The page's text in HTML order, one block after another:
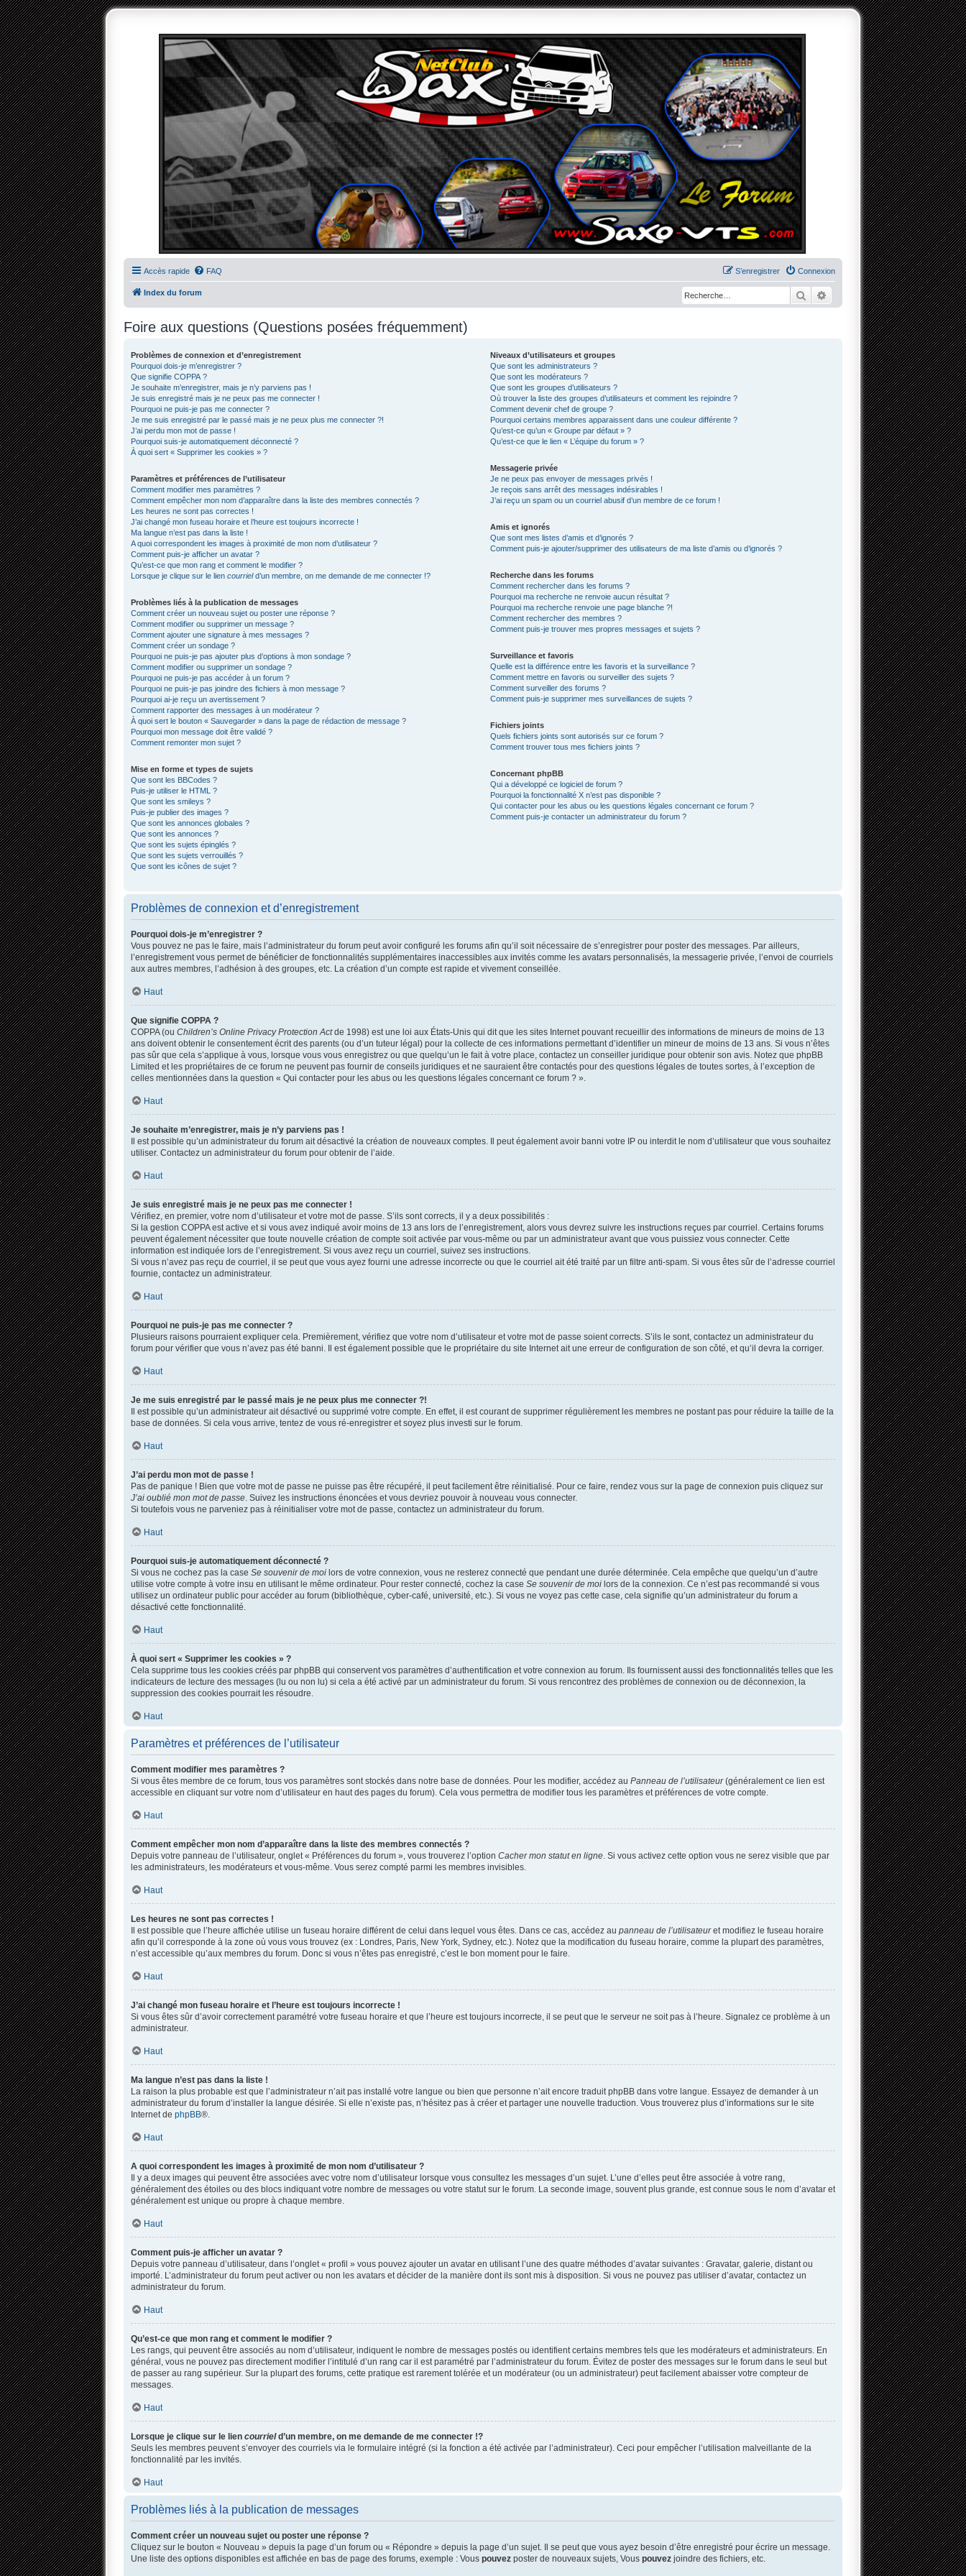
Accès rapide FAQ Connexion
S’enregistrer
Index du forum RechercherRecherche avancée
Foire aux questions (Questions posées fréquemment)
Problèmes de connexion et d’enregistrement
Pourquoi dois-je m’enregistrer ?
Que signifie COPPA ?
Je souhaite m’enregistrer, mais je n’y parviens pas !
Je suis enregistré mais je ne peux pas me connecter !
Pourquoi ne puis-je pas me connecter ?
Je me suis enregistré par le passé mais je ne peux plus me connecter ?!
J’ai perdu mon mot de passe !
Pourquoi suis-je automatiquement déconnecté ?
À quoi sert « Supprimer les cookies » ?
Paramètres et préférences de l’utilisateur
Comment modifier mes paramètres ?
Comment empêcher mon nom d’apparaître dans la liste des membres connectés ?
Les heures ne sont pas correctes !
J’ai changé mon fuseau horaire et l’heure est toujours incorrecte !
Ma langue n’est pas dans la liste !
A quoi correspondent les images à proximité de mon nom d’utilisateur ?
Comment puis-je afficher un avatar ?
Qu’est-ce que mon rang et comment le modifier ?
Lorsque je clique sur le lien courrield’un membre, on me demande de me connecter !?
Problèmes liés à la publication de messages
Comment créer un nouveau sujet ou poster une réponse ?
Comment modifier ou supprimer un message ?
Comment ajouter une signature à mes messages ?
Comment créer un sondage ?
Pourquoi ne puis-je pas ajouter plus d’options à mon sondage ?
Comment modifier ou supprimer un sondage ?
Pourquoi ne puis-je pas accéder à un forum ?
Pourquoi ne puis-je pas joindre des fichiers à mon message ?
Pourquoi ai-je reçu un avertissement ?
Comment rapporter des messages à un modérateur ?
À quoi sert le bouton « Sauvegarder » dans la page de rédaction de message ?
Pourquoi mon message doit être validé ?
Comment remonter mon sujet ?
Mise en forme et types de sujets
Que sont les BBCodes ?
Puis-je utiliser le HTML ?
Que sont les smileys ?
Puis-je publier des images ?
Que sont les annonces globales ?
Que sont les annonces ?
Que sont les sujets épinglés ?
Que sont les sujets verrouillés ?
Que sont les icônes de sujet ?
Niveaux d’utilisateurs et groupes
Que sont les administrateurs ?
Que sont les modérateurs ?
Que sont les groupes d’utilisateurs ?
Où trouver la liste des groupes d’utilisateurs et comment les rejoindre ?
Comment devenir chef de groupe ?
Pourquoi certains membres apparaissent dans une couleur différente ?
Qu’est-ce qu’un « Groupe par défaut » ?
Qu’est-ce que le lien « L’équipe du forum » ?
Messagerie privée
Je ne peux pas envoyer de messages privés !
Je reçois sans arrêt des messages indésirables !
J’ai reçu un spam ou un courriel abusif d’un membre de ce forum !
Amis et ignorés
Que sont mes listes d’amis et d’ignorés ?
Comment puis-je ajouter/supprimer des utilisateurs de ma liste d’amis ou d’ignorés ?
Recherche dans les forums
Comment rechercher dans les forums ?
Pourquoi ma recherche ne renvoie aucun résultat ?
Pourquoi ma recherche renvoie une page blanche ?!
Comment rechercher des membres ?
Comment puis-je trouver mes propres messages et sujets ?
Surveillance et favoris
Quelle est la différence entre les favoris et la surveillance ?
Comment mettre en favoris ou surveiller des sujets ?
Comment surveiller des forums ?
Comment puis-je supprimer mes surveillances de sujets ?
Fichiers joints
Quels fichiers joints sont autorisés sur ce forum ?
Comment trouver tous mes fichiers joints ?
Concernant phpBB
Qui a développé ce logiciel de forum ?
Pourquoi la fonctionnalité X n’est pas disponible ?
Qui contacter pour les abus ou les questions légales concernant ce forum ?
Comment puis-je contacter un administrateur du forum ?
Problèmes de connexion et d’enregistrement
Pourquoi dois-je m’enregistrer ?
Vous pouvez ne pas le faire, mais l’administrateur du forum peut avoir configuré les forums afin qu’il soit nécessaire de s’enregistrer pour poster des messages. Par ailleurs,
l’enregistrement vous permet de bénéficier de fonctionnalités supplémentaires inaccessibles aux invités comme les avatars personnalisés, la messagerie privée, l’envoi de courriels
aux autres membres, l’adhésion à des groupes, etc. La création d’un compte est rapide et vivement conseillée.
Haut
Que signifie COPPA ?
COPPA (ou Children’s Online Privacy Protection Actde 1998) est une loi aux États-Unis qui dit que les sites Internet pouvant recueillir des informations de mineurs de moins de 13
ans doivent obtenir le consentement écrit des parents (ou d’un tuteur légal) pour la collecte de ces informations permettant d’identifier un mineur de moins de 13 ans. Si vous n’êtes
pas sûr que cela s’applique à vous, lorsque vous vous enregistrez ou que quelqu’un le fait à votre place, contactez un conseiller juridique pour obtenir son avis. Notez que phpBB
Limited et les propriétaires de ce forum ne peuvent pas fournir de conseils juridiques et ne sauraient être contactés pour des questions légales de toutes sortes, à l’exception de
celles mentionnées dans la question « Qui contacter pour les abus ou les questions légales concernant ce forum ? ».
Haut
Je souhaite m’enregistrer, mais je n’y parviens pas !
Il est possible qu’un administrateur du forum ait désactivé la création de nouveaux comptes. Il peut également avoir banni votre IP ou interdit le nom d’utilisateur que vous souhaitez
utiliser. Contactez un administrateur du forum pour obtenir de l’aide.
Haut
Je suis enregistré mais je ne peux pas me connecter !
Vérifiez, en premier, votre nom d’utilisateur et votre mot de passe. S’ils sont corrects, il y a deux possibilités :
Si la gestion COPPA est active et si vous avez indiqué avoir moins de 13 ans lors de l’enregistrement, alors vous devrez suivre les instructions reçues par courriel. Certains forums
peuvent également nécessiter que toute nouvelle création de compte soit activée par vous-même ou par un administrateur avant que vous puissiez vous connecter. Cette
information est indiquée lors de l’enregistrement. Si vous avez reçu un courriel, suivez ses instructions.
Si vous n’avez pas reçu de courriel, il se peut que vous ayez fourni une adresse incorrecte ou que le courriel ait été traité par un filtre anti-spam. Si vous êtes sûr de l’adresse courriel
fournie, contactez un administrateur.
Haut
Pourquoi ne puis-je pas me connecter ?
Plusieurs raisons pourraient expliquer cela. Premièrement, vérifiez que votre nom d’utilisateur et votre mot de passe soient corrects. S’ils le sont, contactez un administrateur du
forum pour vérifier que vous n’avez pas été banni. Il est également possible que le propriétaire du site Internet ait une erreur de configuration de son côté, et qu’il devra la corriger.
Haut
Je me suis enregistré par le passé mais je ne peux plus me connecter ?!
Il est possible qu’un administrateur ait désactivé ou supprimé votre compte. En effet, il est courant de supprimer régulièrement les membres ne postant pas pour réduire la taille de la
base de données. Si cela vous arrive, tentez de vous ré-enregistrer et soyez plus investi sur le forum.
Haut
J’ai perdu mon mot de passe !
Pas de panique ! Bien que votre mot de passe ne puisse pas être récupéré, il peut facilement être réinitialisé. Pour ce faire, rendez vous sur la page de connexion puis cliquez sur
J’ai oublié mon mot de passe. Suivez les instructions énoncées et vous devriez pouvoir à nouveau vous connecter.
Si toutefois vous ne parveniez pas à réinitialiser votre mot de passe, contactez un administrateur du forum.
Haut
Pourquoi suis-je automatiquement déconnecté ?
Si vous ne cochez pas la case Se souvenir de moi lors de votre connexion, vous ne resterez connecté que pendant une durée déterminée. Cela empêche que quelqu’un d’autre
utilise votre compte à votre insu en utilisant le même ordinateur. Pour rester connecté, cochez la case Se souvenir de moi lors de la connexion. Ce n’est pas recommandé si vous
utilisez un ordinateur public pour accéder au forum (bibliothèque, cyber-café, université, etc.). Si vous ne voyez pas cette case, cela signifie qu’un administrateur du forum a
désactivé cette fonctionnalité.
Haut
À quoi sert « Supprimer les cookies » ?
Cela supprime tous les cookies créés par phpBB qui conservent vos paramètres d’authentification et votre connexion au forum. Ils fournissent aussi des fonctionnalités telles que les
indicateurs de lecture des messages (lu ou non lu) si cela a été activé par un administrateur du forum. Si vous rencontrez des problèmes de connexion ou de déconnexion, la
suppression des cookies pourrait les résoudre.
Haut
Paramètres et préférences de l’utilisateur
Comment modifier mes paramètres ?
Si vous êtes membre de ce forum, tous vos paramètres sont stockés dans notre base de données. Pour les modifier, accédez au Panneau de l’utilisateur(généralement ce lien est
accessible en cliquant sur votre nom d’utilisateur en haut des pages du forum). Cela vous permettra de modifier tous les paramètres et préférences de votre compte.
Haut
Comment empêcher mon nom d’apparaître dans la liste des membres connectés ?
Depuis votre panneau de l’utilisateur, onglet « Préférences du forum », vous trouverez l’option Cacher mon statut en ligne. Si vous activez cette option vous ne serez visible que par
les administrateurs, les modérateurs et vous-même. Vous serez compté parmi les membres invisibles.
Haut
Les heures ne sont pas correctes !
Il est possible que l’heure affichée utilise un fuseau horaire différent de celui dans lequel vous êtes. Dans ce cas, accédez au panneau de l’utilisateuret modifiez le fuseau horaire
afin qu’il corresponde à la zone où vous vous trouvez (ex : Londres, Paris, New York, Sydney, etc.). Notez que la modification du fuseau horaire, comme la plupart des paramètres,
n’est accessible qu’aux membres du forum. Donc si vous n’êtes pas enregistré, c’est le bon moment pour le faire.
Haut
J’ai changé mon fuseau horaire et l’heure est toujours incorrecte !
Si vous êtes sûr d’avoir correctement paramétré votre fuseau horaire et que l’heure est toujours incorrecte, il se peut que le serveur ne soit pas à l’heure. Signalez ce problème à un
administrateur.
Haut
Ma langue n’est pas dans la liste !
La raison la plus probable est que l’administrateur n’ait pas installé votre langue ou bien que personne n’ait encore traduit phpBB dans votre langue. Essayez de demander à un
administrateur du forum d’installer la langue désirée. Si elle n’existe pas, n’hésitez pas à créer et partager une nouvelle traduction. Vous trouverez plus d’informations sur le site
Internet de phpBB®.
Haut
A quoi correspondent les images à proximité de mon nom d’utilisateur ?
Il y a deux images qui peuvent être associées avec votre nom d’utilisateur lorsque vous consultez les messages d’un sujet. L’une d’elles peut être associée à votre rang,
généralement des étoiles ou des blocs indiquant votre nombre de messages ou votre statut sur le forum. La seconde image, souvent plus grande, est connue sous le nom d’avatar et
généralement est unique ou propre à chaque membre.
Haut
Comment puis-je afficher un avatar ?
Depuis votre panneau d’utilisateur, dans l’onglet « profil » vous pouvez ajouter un avatar en utilisant l’une des quatre méthodes d’avatar suivantes : Gravatar, galerie, distant ou
importé. L’administrateur du forum peut activer ou non les avatars et décider de la manière dont ils sont mis à disposition. Si vous ne pouvez pas utiliser d’avatar, contactez un
administrateur du forum.
Haut
Qu’est-ce que mon rang et comment le modifier ?
Les rangs, qui peuvent être associés au nom d’utilisateur, indiquent le nombre de messages postés ou identifient certains membres tels que les modérateurs et administrateurs. En
général, vous ne pouvez pas directement modifier l’intitulé d’un rang car il est paramétré par l’administrateur du forum. Évitez de poster des messages sur le forum dans le seul but
de passer au rang supérieur. Sur la plupart des forums, cette pratique est rarement tolérée et un modérateur (ou un administrateur) peut facilement abaisser votre compteur de
messages.
Haut
Lorsque je clique sur le lien courrield’un membre, on me demande de me connecter !?
Seuls les membres peuvent s’envoyer des courriels via le formulaire intégré (si la fonction a été activée par l’administrateur). Ceci pour empêcher l’utilisation malveillante de la
fonctionnalité par les invités.
Haut
Problèmes liés à la publication de messages
Comment créer un nouveau sujet ou poster une réponse ?
Cliquez sur le bouton « Nouveau » depuis la page d’un forum ou « Répondre » depuis la page d’un sujet. Il se peut que vous ayez besoin d’être enregistré pour écrire un message.
Une liste des options disponibles est affichée en bas de page des forums, exemple : Vous pouvez poster de nouveaux sujets, Vous pouvez joindre des fichiers, etc.